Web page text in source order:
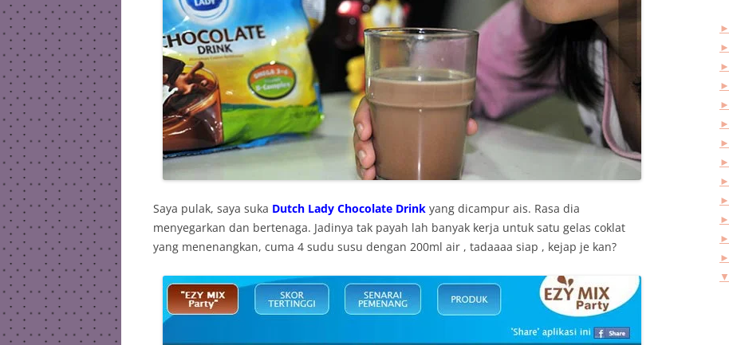
Saya pulak, saya suka Dutch Lady Chocolate Drink yang dicampur ais. Rasa dia
menyegarkan dan bertenaga. Jadinya tak payah lah banyak kerja untuk satu gelas coklat
yang menenangkan, cuma 4 sudu susu dengan 200ml air , tadaaaa siap , kejap je kan?
►
►
►
►
►
►
►
►
►
►
►
►
►
▼